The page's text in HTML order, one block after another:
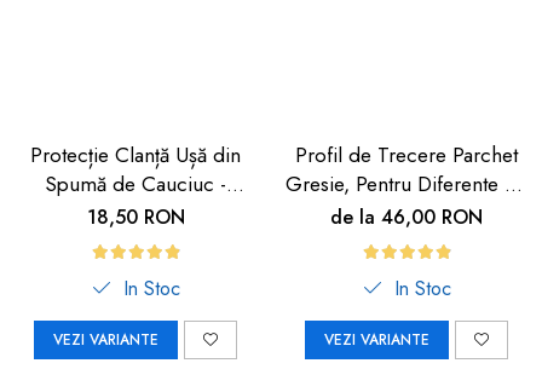
Protecție Clanță Ușă din
Spumă de Cauciuc -
Siguranță pentru Copii |
Car Boy Safety
18,50 RON
In Stoc
VEZI VARIANTE
Profil de Trecere Parchet
Gresie, Pentru Diferente de
Nivel, Autoadeziv, Culoare
Lemn Deschis, 90cm
de la 46,00 RON
In Stoc
VEZI VARIANTE